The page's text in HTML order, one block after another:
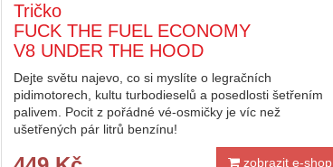
Tričko
FUCK THE FUEL ECONOMY
V8 UNDER THE HOOD
Dejte světu najevo, co si myslíte o legračních
pidimotorech, kultu turbodieselů a posedlosti šetřením
palivem. Pocit z pořádné vé-osmičky je víc než
ušetřených pár litrů benzínu!
zobrazit e-shop